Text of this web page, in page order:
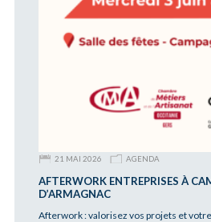
21 MAI 2026 AGENDA
AFTERWORK ENTREPRISES À
D’ARMAGNAC
Afterwork : valorisez vos projets et